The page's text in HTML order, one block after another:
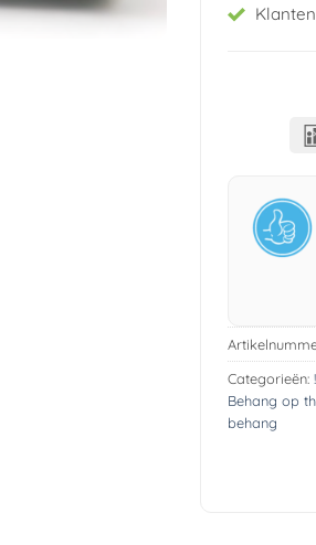
Categorieën:
Behang op
behang